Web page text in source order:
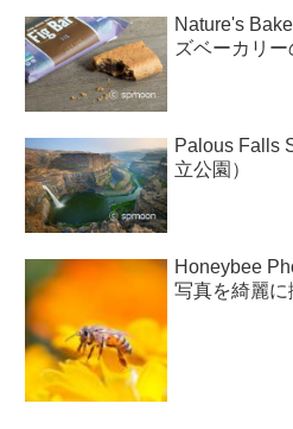
Nature's
ズベーカリー
Palous Falls
立公園）
Honeybee
写真を綺麗